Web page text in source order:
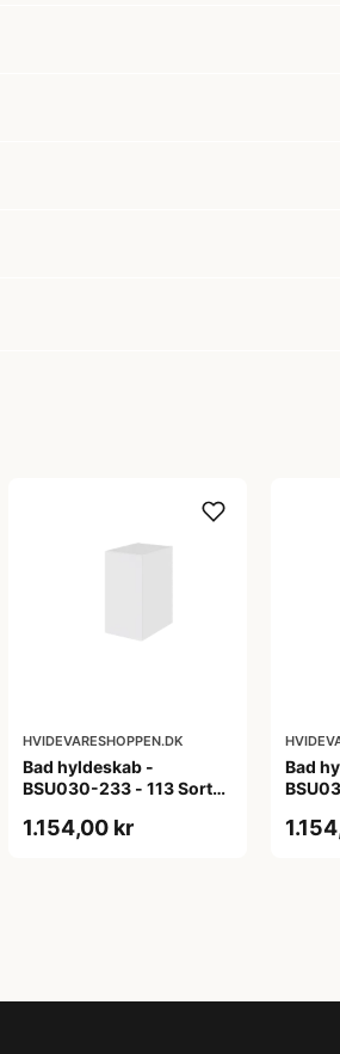
HVIDEVARESHOPPEN.DK
Bad hyldeskab -
BSU030-233 - 113 Sort
1.154,00 kr
Bad
ABS-